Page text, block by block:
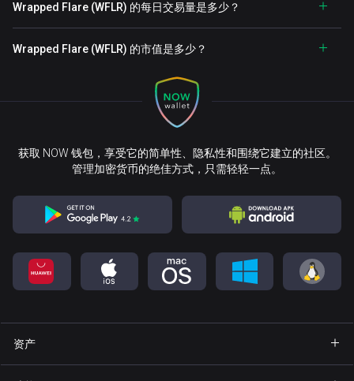
Wrapped Flare (WFLR) 的每日交易量是多少？
Wrapped Flare (WFLR) 的市值是多少？
获取 NOW 钱包，享受它的简单性、隐私性和围绕它建立的社区。
管理加密货币的绝佳方式，只需轻轻一点。
资产